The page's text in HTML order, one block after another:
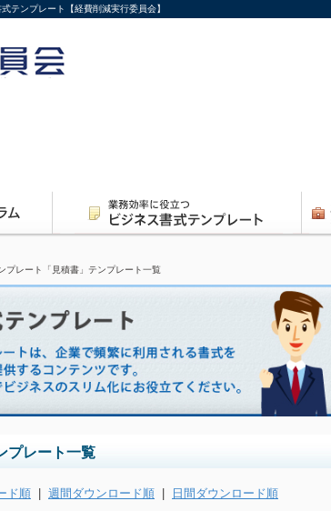
テンプレート【経費削減実行委員会】
プレート「見積書」テンプレート一覧
プレート一覧
ド順 | 週間ダウンロード順 | 日間ダウンロード順